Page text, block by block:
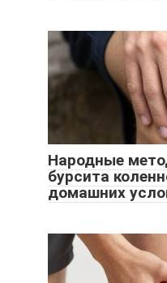
Народные
бурсита
домашних